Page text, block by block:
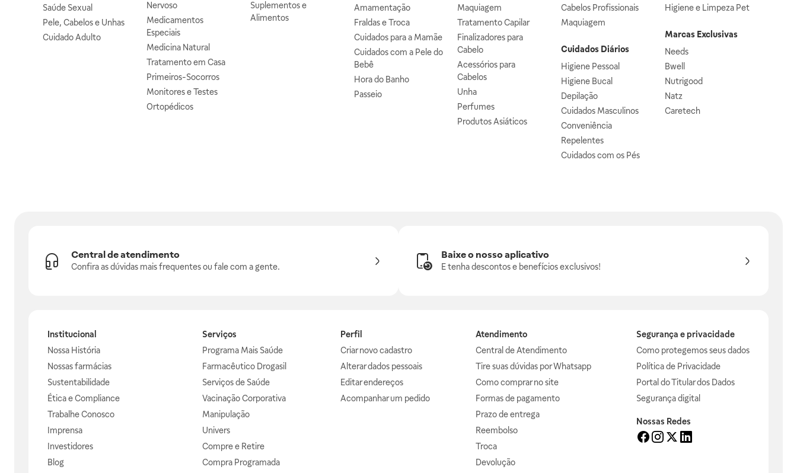
Saúde Sexual
Pele, Cabelos e Unhas
Cuidado Adulto
Nervoso
Medicamentos
Especiais
Medicina Natural
Tratamento em Casa
Primeiros-Socorros
Monitores e Testes
Ortopédicos
Suplementos e
Alimentos
Amamentação
Fraldas e Troca
Cuidados para a Mamãe
Cuidados com a Pele do
Bebê
Hora do Banho
Passeio
Maquiagem
Tratamento Capilar
Finalizadores para
Cabelo
Acessórios para
Cabelos
Unha
Perfumes
Produtos Asiáticos
Cabelos Profissionais
Maquiagem
Cuidados Diários
Higiene Pessoal
Higiene Bucal
Depilação
Cuidados Masculinos
Conveniência
Repelentes
Cuidados com os Pés
Higiene e Limpeza Pet
Marcas Exclusivas
Needs
Bwell
Nutrigood
Natz
Caretech
Central de atendimento
Confira as dúvidas mais frequentes ou fale com a gente.
Baixe o nosso aplicativo
E tenha descontos e benefícios exclusivos!
Institucional
Nossa História
Nossas farmácias
Sustentabilidade
Ética e Compliance
Trabalhe Conosco
Imprensa
Investidores
Blog
Serviços
Programa Mais Saúde
Farmacêutico Drogasil
Serviços de Saúde
Vacinação Corporativa
Manipulação
Univers
Compre e Retire
Compra Programada
Perfil
Criar novo cadastro
Alterar dados pessoais
Editar endereços
Acompanhar um pedido
Atendimento
Central de Atendimento
Tire suas dúvidas por Whatsapp
Como comprar no site
Formas de pagamento
Prazo de entrega
Reembolso
Troca
Devolução
Segurança e privacidade
Como protegemos seus dados
Política de Privacidade
Portal do Titular dos Dados
Segurança digital
Nossas Redes